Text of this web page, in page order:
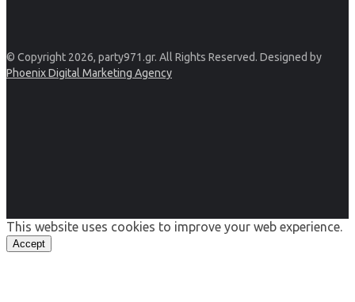
© Copyright 2026, party971.gr. All Rights Reserved. Designed by
Phoenix Digital Marketing Agency
This website uses cookies to improve your web experience.
Accept